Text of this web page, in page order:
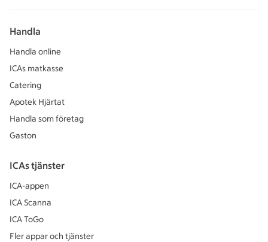
Handla
Handla online
ICAs matkasse
Catering
Apotek Hjärtat
Handla som företag
Gaston
ICAs tjänster
ICA-appen
ICA Scanna
ICA ToGo
Fler appar och tjänster